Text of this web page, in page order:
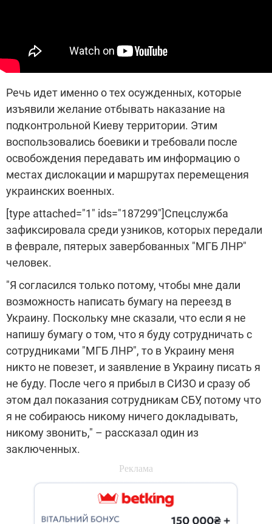
Речь идет именно о тех осужденных, которые
изъявили желание отбывать наказание на
подконтрольной Киеву территории. Этим
воспользовались боевики и требовали после
освобождения передавать им информацию о
местах дислокации и маршрутах перемещения
украинских военных.
[type attached="1" ids="187299"]Спецслужба
зафиксировала среди узников, которых передали
в феврале, пятерых завербованных "МГБ ЛНР"
человек.
"Я согласился только потому, чтобы мне дали
возможность написать бумагу на переезд в
Украину. Поскольку мне сказали, что если я не
напишу бумагу о том, что я буду сотрудничать с
сотрудниками "МГБ ЛНР", то в Украину меня
никто не повезет, и заявление в Украину писать я
не буду. После чего я прибыл в СИЗО и сразу об
этом дал показания сотрудникам СБУ, потому что
я не собираюсь никому ничего докладывать,
никому звонить," – рассказал один из
заключенных.